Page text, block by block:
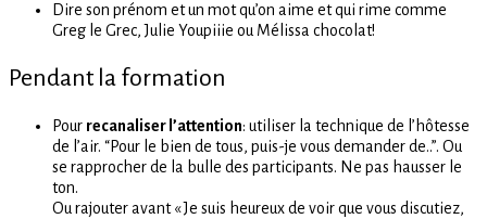
Dire son prénom et un mot qu’on aime et qui rime comme
Greg le Grec, Julie Youpiiie ou Mélissa chocolat!
Pendant la formation
Pour recanaliser l’attention: utiliser la technique de l’hôtesse
de l’air. “Pour le bien de tous, puis-je vous demander de..”. Ou
se rapprocher de la bulle des participants. Ne pas hausser le
ton.
Ou rajouter avant « Je suis heureux de voir que vous discutiez,